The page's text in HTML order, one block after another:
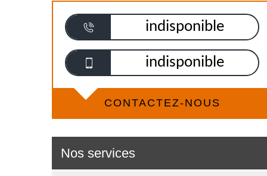
indisponible
indisponible
CONTACTEZ-NOUS
Nos services